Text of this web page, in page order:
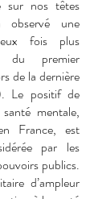
sur nos têtes
observé une
fois plus
du premier
de la dernière
Le positif de
mentale,
France, est
par les
publics.
d’ampleur